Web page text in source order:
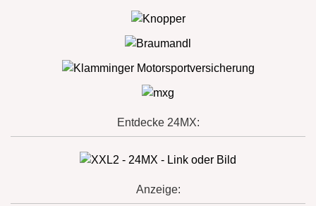
Entdecke 24MX:
Anzeige: